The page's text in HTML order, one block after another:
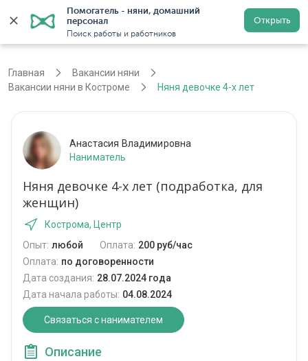
Помогатель - няни, домашний
персонал
Поиск работы и работников
Открыть
Регистрация
Главная
Вакансии няни
Вакансии няни в Костроме
Няня девочке 4-х лет
Анастасия Владимировна
Наниматель
Няня девочке 4-х лет (подработка, для
женщин)
Кострома, Центр
Опыт: любой Оплата: 200 руб/час
Оплата: по договоренности
Дата создания: 28.07.2024 года
Дата начала работы: 04.08.2024
Связаться с нанимателем
Описание